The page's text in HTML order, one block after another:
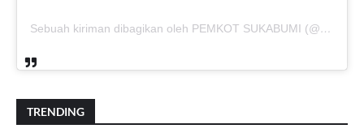
Sebuah kiriman dibagikan oleh PEMKOT SUKABUMI (@pemkotsukabumi_)
TRENDING